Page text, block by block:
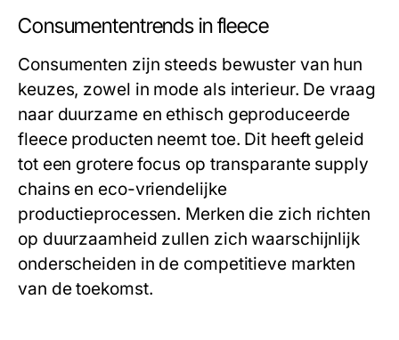
Consumententrends in fleece
Consumenten zijn steeds bewuster van hun
keuzes, zowel in mode als interieur. De vraag
naar duurzame en ethisch geproduceerde
fleece producten neemt toe. Dit heeft geleid
tot een grotere focus op transparante supply
chains en eco-vriendelijke
productieprocessen. Merken die zich richten
op duurzaamheid zullen zich waarschijnlijk
onderscheiden in de competitieve markten
van de toekomst.